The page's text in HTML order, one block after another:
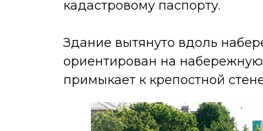
кадастровому паспорту.
Здание вытянуто вдоль
ориентирован на
примыкает к крепостной